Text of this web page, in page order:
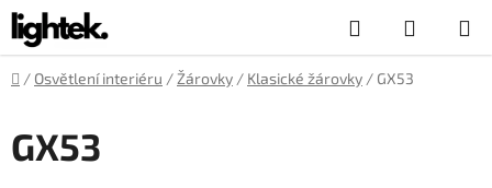
Přejít
na
obsah
Hledat
KOŠÍK
Domů
/ Osvětlení interiéru / Žárovky / Klasické žárovky / GX53
GX53